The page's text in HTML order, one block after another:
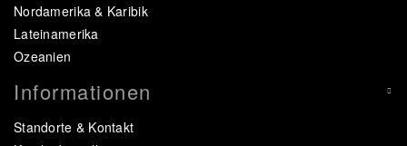
Nordamerika & Karibik
Lateinamerika
Ozeanien
Informationen
Standorte & Kontakt